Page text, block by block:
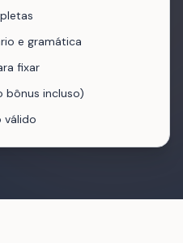
e gramática
fixar
bônus incluso)
válido